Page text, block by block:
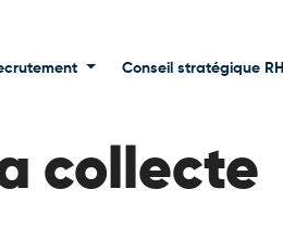
Conseil stratégique RH
collecte